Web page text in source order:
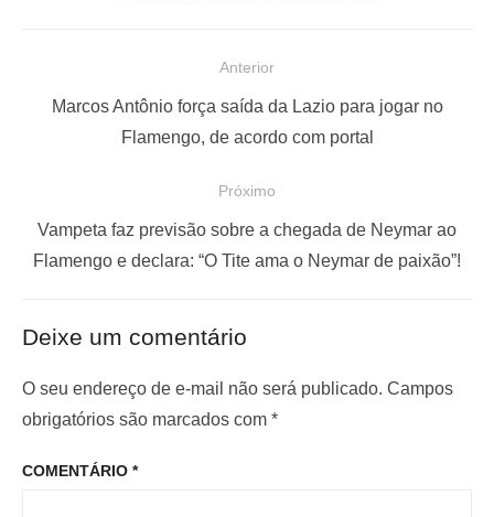
o
e
P
o
Anterior
a
n
i
o
:
Marcos Antônio força saída da Lazio para jogar no
Flamengo, de acordo com portal
Próximo
P
r
m
o
o
Vampeta faz previsão sobre a chegada de Neymar ao
Flamengo e declara: “O Tite ama o Neymar de paixão”!
Deixe um comentário
O seu endereço de e-mail não será publicado. Campos
obrigatórios são marcados com *
COMENTÁRIO *